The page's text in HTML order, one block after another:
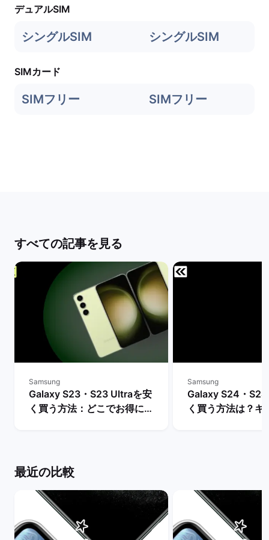
デュアルSIM
シングルSIM シングルSIM
SIMカード
SIMフリー SIMフリー
すべての記事を見る
Samsung
Galaxy S23・S23 Ultraを安
く買う方法：どこでお得に購
Samsung
Galaxy S24・
く買う方法は？キ
最近の比較